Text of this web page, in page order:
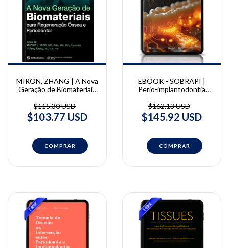
MIRON, ZHANG | A Nova
Geração de Biomateriais
e Periodontal | Richard J.
Miron e Yufeng Zhang
$115.30 USD
$103.77 USD
EBOOK - SOBRAPI |
Perio-implantodontia
Nosso Tempo
$162.13 USD
$145.92 USD